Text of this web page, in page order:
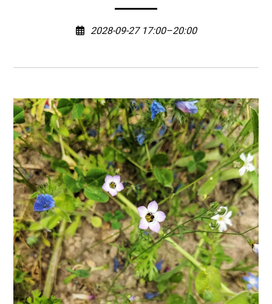
2028-09-27 17:00–20:00